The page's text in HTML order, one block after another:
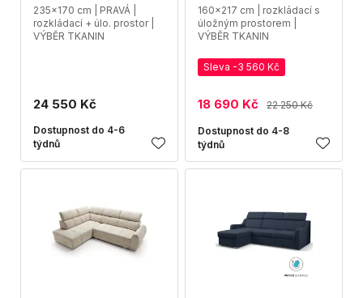
235x170 cm | PRAVÁ |
rozkládací + úlo. prostor |
VÝBĚR TKANIN
24 550 Kč
Dostupnost do 4-6
týdnů
160x217 cm | rozkládací s
úložným prostorem |
VÝBĚR TKANIN
Sleva -3 560 Kč
18 690 Kč 22 250 Kč
Dostupnost do 4-8
týdnů